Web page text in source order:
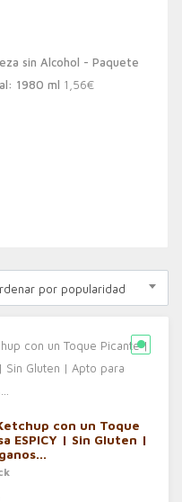
sin Alcohol - Paquete
1980 ml 1,56€
por popularidad
con un Toque
ESPICY | Sin Gluten |